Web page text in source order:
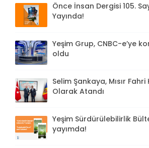
Önce İnsan Dergisi 105.
Yayında!
Yeşim Grup, CNBC-e’ye
oldu
Selim Şankaya, Mısır
Olarak Atandı
Yeşim Sürdürülebilirlik
yayımda!